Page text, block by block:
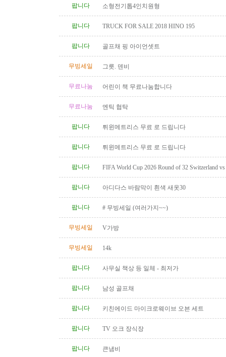
팝니다 소형전기톱4인치원형
팝니다 TRUCK FOR SALE 2018 HINO 195
팝니다 골프채 핑 아이언셋트
무빙세일 그릇. 덴비
무료나눔 어린이 책 무료나눔합니다
무료나눔 엔틱 협탁
팝니다 튀윈메트리스 무료 로 드립니다
팝니다 튀윈메트리스 무료 로 드립니다
팝니다
FIFA World Cup 2026 Round of 32 Switzerland
팝니다
아디다스 바람막이 흰색 새옷30
팝니다 # 무빙세일 (여러가지~~)
무빙세일 V가방
무빙세일 14k
팝니다 사무실 책상 등 일체 - 최저가
팝니다 남성 골프채
팝니다 키친에이드 마이크로웨이브 오븐 세트
팝니다 TV 오크 장식장
팝니다 큰냄비